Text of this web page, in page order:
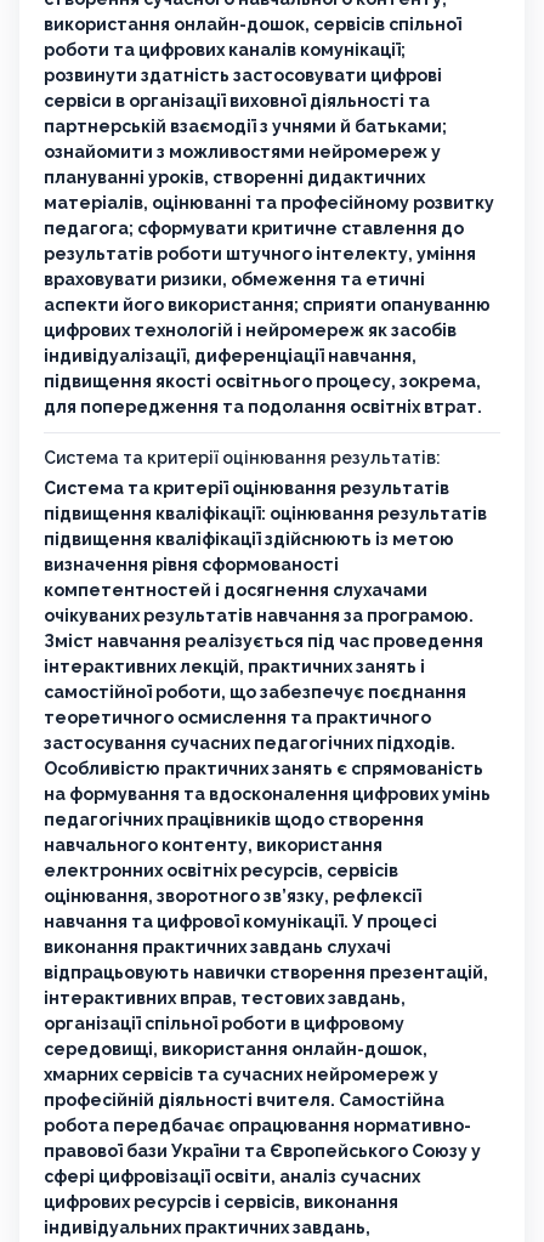
використання онлайн-дошок, сервісів спільної
роботи та цифрових каналів комунікації;
розвинути здатність застосовувати цифрові
сервіси в організації виховної діяльності та
партнерській взаємодії з учнями й батьками;
ознайомити з можливостями нейромереж у
плануванні уроків, створенні дидактичних
матеріалів, оцінюванні та професійному розвитку
педагога; сформувати критичне ставлення до
результатів роботи штучного інтелекту, уміння
враховувати ризики, обмеження та етичні
аспекти його використання; сприяти опануванню
цифрових технологій і нейромереж як засобів
індивідуалізації, диференціації навчання,
підвищення якості освітнього процесу, зокрема,
для попередження та подолання освітніх втрат.
Система та критерії оцінювання результатів:
Система та критерії оцінювання результатів
підвищення кваліфікації: оцінювання результатів
підвищення кваліфікації здійснюють із метою
визначення рівня сформованості
компетентностей і досягнення слухачами
очікуваних результатів навчання за програмою.
Зміст навчання реалізується під час проведення
інтерактивних лекцій, практичних занять і
самостійної роботи, що забезпечує поєднання
теоретичного осмислення та практичного
застосування сучасних педагогічних підходів.
Особливістю практичних занять є спрямованість
на формування та вдосконалення цифрових умінь
педагогічних працівників щодо створення
навчального контенту, використання
електронних освітніх ресурсів, сервісів
оцінювання, зворотного зв’язку, рефлексії
навчання та цифрової комунікації. У процесі
виконання практичних завдань слухачі
відпрацьовують навички створення презентацій,
інтерактивних вправ, тестових завдань,
організації спільної роботи в цифровому
середовищі, використання онлайн-дошок,
хмарних сервісів та сучасних нейромереж у
професійній діяльності вчителя. Самостійна
робота передбачає опрацювання нормативно-
правової бази України та Європейського Союзу у
сфері цифровізації освіти, аналіз сучасних
цифрових ресурсів і сервісів, виконання
індивідуальних практичних завдань,